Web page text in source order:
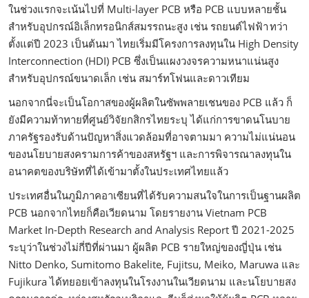
ในช่วงแรกจะเน้นไปที่ Multi-layer PCB หรือ PCB แบบหลายชั้น
สำหรับอุปกรณ์อิเล็กทรอนิกส์สมรรถนะสูง เช่น รถยนต์ไฟฟ้า ทว่า
ตั้งแต่ปี 2023 เป็นต้นมา ไทยเริ่มมีโครงการลงทุนใน High Density
Interconnection (HDI) PCB ซึ่งเป็นแผงวงจรความหนาแน่นสูง
สำหรับอุปกรณ์ขนาดเล็ก เช่น สมาร์ทโฟนและดาวเทียม
นอกจากนี่จะเป็นโอกาสของผู้ผลิตในซัพพลายเชนของ PCB แล้ว ก็
ยังมีความท้าทายที่ศูนย์วิจัยกสิกรไทยระบุ ได้แก่การขาดนโนบาย
ภาครัฐรองรับด้านปัญหาสิ่งแวดล้อมที่อาจตามมา ความไม่แน่นอน
ของนโยบายสงครามการค้าของสหรัฐฯ และการพิจารณาลงทุนใน
อนาคตของบริษัทที่ได้เข้ามาตั้งในประเทศไทยแล้ว
ประเทศอื่นในภูมิภาคอาเซียนที่ได้รับความสนใจในการเป็นฐานผลิต
PCB นอกจากไทยก็คือเวียดนาม โดยรายงาน Vietnam PCB
Market In-Depth Research and Analysis Report ปี 2021-2025
ระบุว่าในช่วงไม่กี่ปีที่ผ่านมา ผู้ผลิต PCB รายใหญ่ของญี่ปุ่น เช่น
Nitto Denko, Sumitomo Bakelite, Fujitsu, Meiko, Maruwa และ
Fujikura ได้ทยอยเข้าลงทุนในโรงงานในเวียดนาม และนโยบายสง